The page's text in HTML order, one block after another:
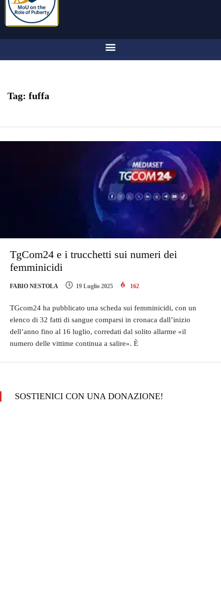
Tag: fuffa
TgCom24 e i trucchetti sui numeri dei
femminicidi
FABIO NESTOLA 19 Luglio 2025 162
TGcom24 ha pubblicato una scheda sui femminicidi, con un
elenco di 32 fatti di sangue comparsi in cronaca dall’inizio
dell’anno fino al 16 luglio, corredati dal solito allarme «il
numero delle vittime continua a salire». È
SOSTIENICI CON UNA DONAZIONE!